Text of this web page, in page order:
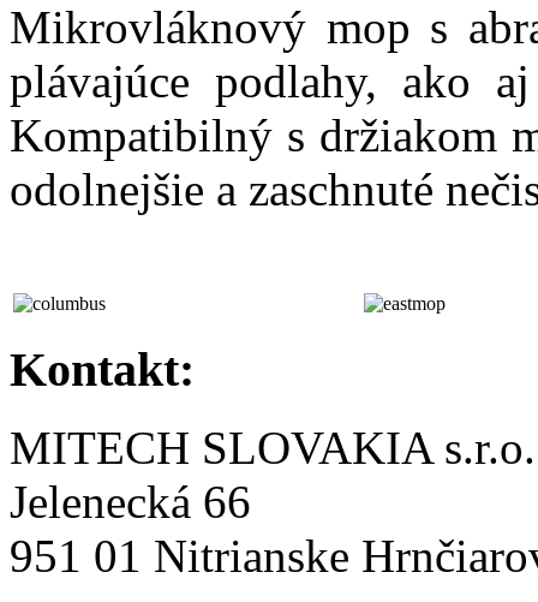
Mikrovláknový mop s
plávajúce podlahy, ako
Kompatibilný s držiakom
odolnejšie a zaschnuté
Kontakt:
MITECH SLOVAKIA s.r.o.
Jelenecká 66
951 01 Nitrianske